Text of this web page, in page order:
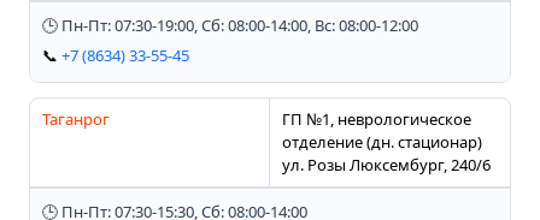
🕒 Пн-Пт: 07:30-19:00, Сб: 08:00-14:00, Вс: 08:00-12:00
📞 +7 (8634) 33-55-45
Таганрог
ГП №1, неврологическое
отделение (дн. стационар)
ул. Розы Люксембург, 240/6
🕒 Пн-Пт: 07:30-15:30, Сб: 08:00-14:00